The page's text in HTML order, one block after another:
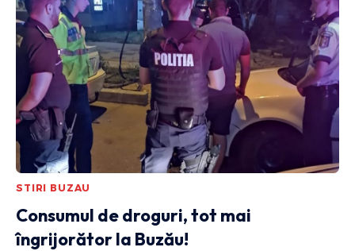
STIRI BUZAU
Consumul de droguri, tot mai
îngrijorător la Buzău!